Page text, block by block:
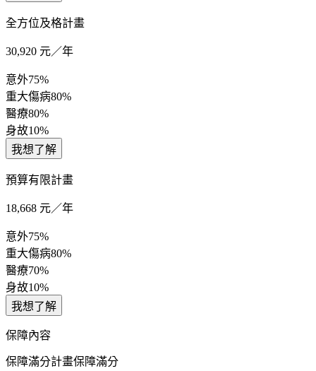
全方位及格計畫
30,920 元／年
意外75%
重大傷病80%
醫療80%
身故10%
我想了解
預算有限計畫
18,668 元／年
意外75%
重大傷病80%
醫療70%
身故10%
我想了解
保障內容
保障滿分計畫保障滿分